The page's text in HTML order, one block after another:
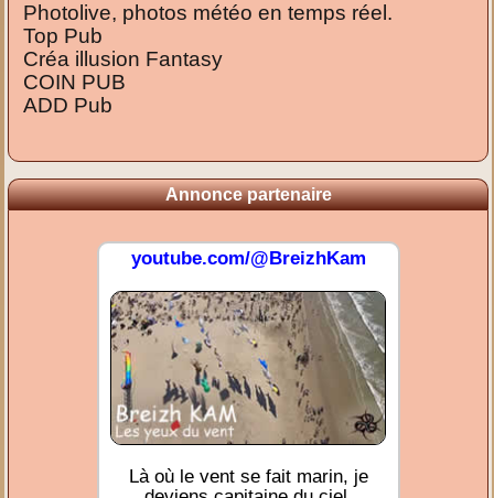
Photolive, photos météo en temps réel.
Top Pub
Créa illusion Fantasy
COIN PUB
ADD Pub
Annonce partenaire
youtube.com/@BreizhKam
Là où le vent se fait marin, je